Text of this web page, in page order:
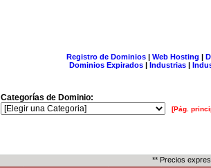
Registro de Dominios| Web Hosting |
Dominios Expirados | Industrias |
Categorías de Dominio:
[Pág.
** Precios